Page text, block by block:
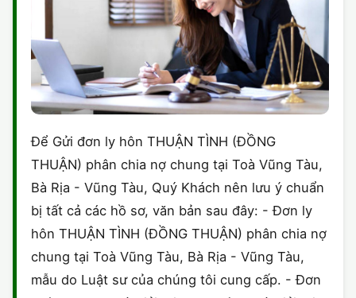
Để Gửi đơn ly hôn THUẬN TÌNH (ĐỒNG
THUẬN) phân chia nợ chung tại Toà Vũng Tàu,
Bà Rịa - Vũng Tàu, Quý Khách nên lưu ý chuẩn
bị tất cả các hồ sơ, văn bản sau đây: - Đơn ly
hôn THUẬN TÌNH (ĐỒNG THUẬN) phân chia nợ
chung tại Toà Vũng Tàu, Bà Rịa - Vũng Tàu,
mẫu do Luật sư của chúng tôi cung cấp. - Đơn